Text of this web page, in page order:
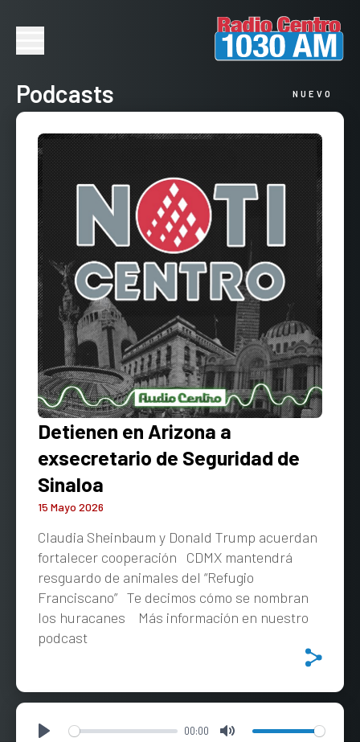
Podcasts NUEVO
Detienen en Arizona a
exsecretario de Seguridad de
Sinaloa
15 Mayo 2026
Claudia Sheinbaum y Donald Trump acuerdan
fortalecer cooperación CDMX mantendrá
resguardo de animales del “Refugio
Franciscano” Te decimos cómo se nombran
los huracanes Más información en nuestro
podcast
Play 00:00 Mute